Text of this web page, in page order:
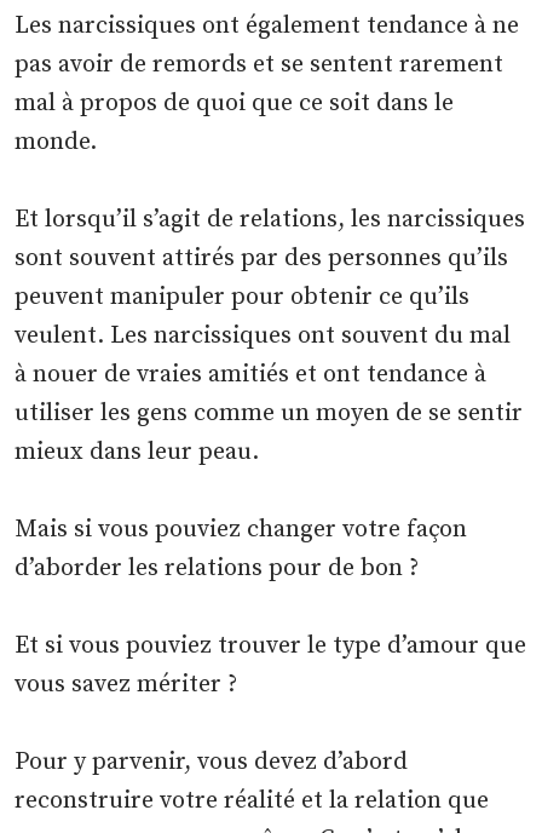
Les narcissiques ont également tendance à ne
pas avoir de remords et se sentent rarement
mal à propos de quoi que ce soit dans le
monde.
Et lorsqu’il s’agit de relations, les narcissiques
sont souvent attirés par des personnes qu’ils
peuvent manipuler pour obtenir ce qu’ils
veulent. Les narcissiques ont souvent du mal
à nouer de vraies amitiés et ont tendance à
utiliser les gens comme un moyen de se sentir
mieux dans leur peau.
Mais si vous pouviez changer votre façon
d’aborder les relations pour de bon ?
Et si vous pouviez trouver le type d’amour que
vous savez mériter ?
Pour y parvenir, vous devez d’abord
reconstruire votre réalité et la relation que